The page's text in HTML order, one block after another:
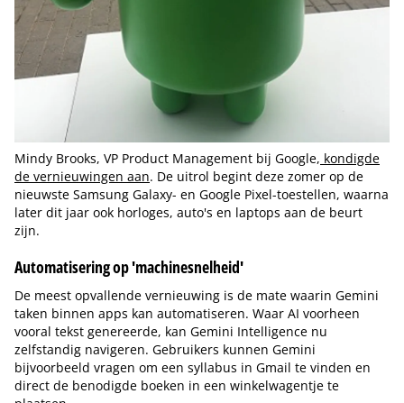
Mindy Brooks, VP Product Management bij Google, kondigde
de vernieuwingen aan. De uitrol begint deze zomer op de
nieuwste Samsung Galaxy- en Google Pixel-toestellen, waarna
later dit jaar ook horloges, auto's en laptops aan de beurt
zijn.
Automatisering op 'machinesnelheid'
De meest opvallende vernieuwing is de mate waarin Gemini
taken binnen apps kan automatiseren. Waar AI voorheen
vooral tekst genereerde, kan Gemini Intelligence nu
zelfstandig navigeren. Gebruikers kunnen Gemini
bijvoorbeeld vragen om een syllabus in Gmail te vinden en
direct de benodigde boeken in een winkelwagentje te